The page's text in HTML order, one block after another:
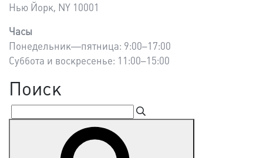
Нью Йорк, NY 10001
Часы
Понедельник—пятница: 9:00–17:00
Суббота и воскресенье: 11:00–15:00
Поиск
Искать: